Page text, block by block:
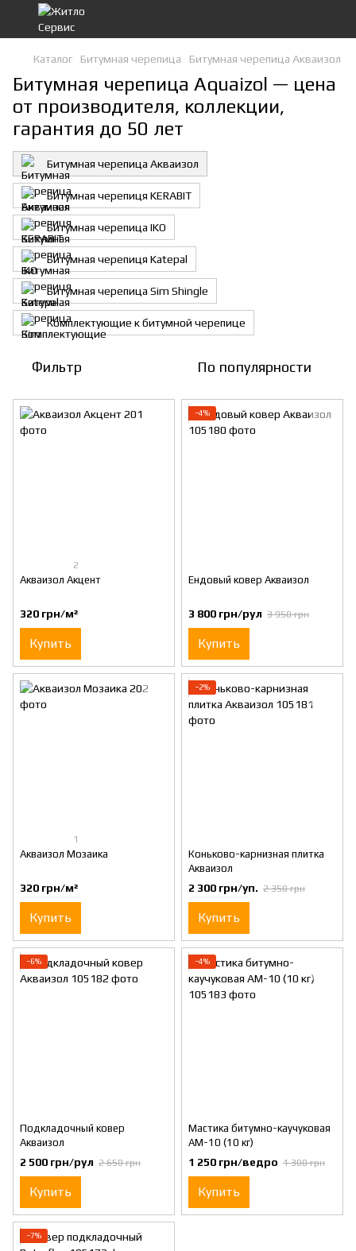
Каталог Битумная черепица Битумная черепица Акваизол
Битумная черепица Aquaizol — цена
от производителя, коллекции,
гарантия до 50 лет
Битумная черепица Акваизол
Битумная черепиця KERABIT
Битумная черепица IKO
Битумная черепиця Katepal
Битумная черепица Sim Shingle
Комплектующие к битумной черепице
Фильтр По популярности
2
Акваизол Акцент
320 грн/м²
Купить
−4%
Ендовый ковер Акваизол
3 800 грн/рул 3 950 грн
Купить
1
Акваизол Мозаика
320 грн/м²
Купить
−2%
Коньково-карнизная плитка
Акваизол
2 300 грн/уп. 2 350 грн
Купить
−6%
Подкладочный ковер
Акваизол
2 500 грн/рул 2 650 грн
Купить
−4%
Мастика битумно-каучуковая
АМ-10 (10 кг)
1 250 грн/ведро 1 300 грн
Купить
−7%